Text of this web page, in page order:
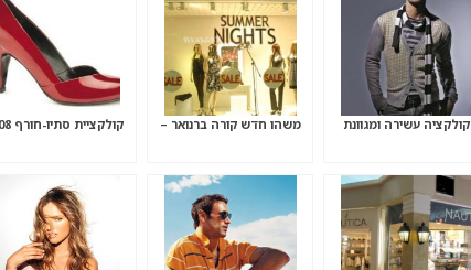
קולקציה עשירה ומגוונת משהו חדש קורה ברנואר – קולקציית סתיו-חורף 2008